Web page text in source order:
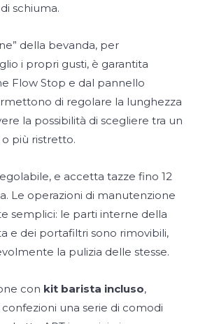
schiuma.
della bevanda, per
i propri gusti, è garantita
Flow Stop e dal pannello
di regolare la lunghezza
la possibilità di scegliere tra un
più ristretto.
e accetta tazze fino 12
Le operazioni di manutenzione
semplici: le parti interne della
e dei portafiltri sono rimovibili,
la pulizia delle stesse.
con kit barista incluso,
una serie di comodi